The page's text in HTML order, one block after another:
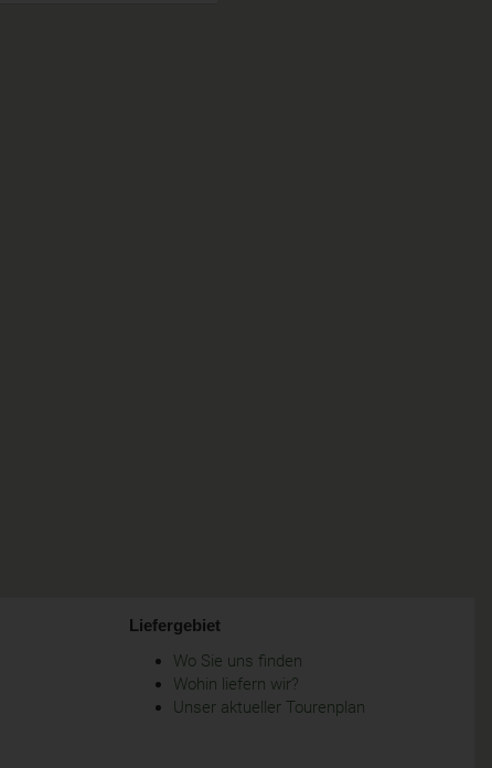
Liefergebiet
Wo Sie uns finden
Wohin liefern wir?
Unser aktueller Tourenplan